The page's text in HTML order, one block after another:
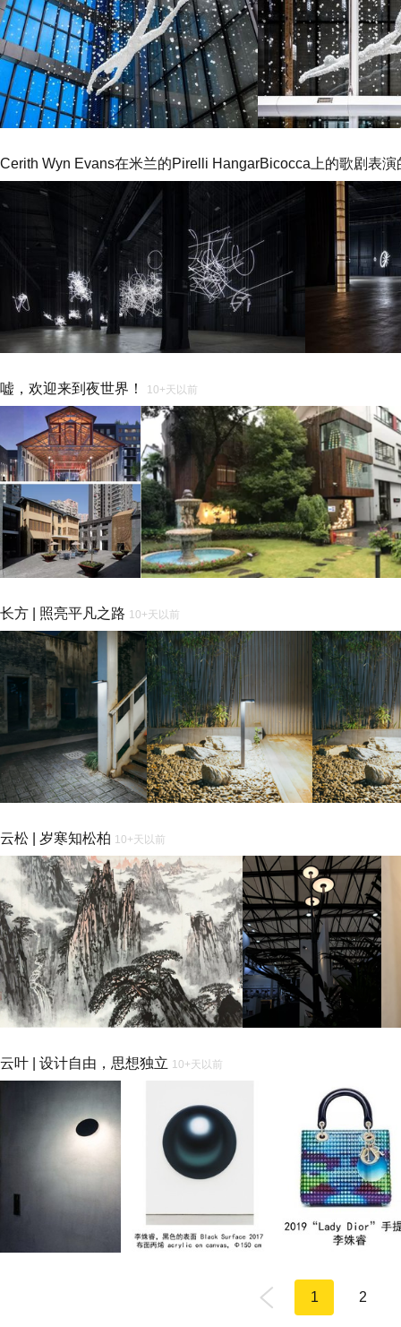
Cerith Wyn Evans在米兰的Pirelli HangarBicocca上的歌剧表演
嘘，欢迎来到夜世界！ 10+天以前
长方 | 照亮平凡之路 10+天以前
云松 | 岁寒知松柏 10+天以前
云叶 | 设计自由，思想独立 10+天以前
1 2